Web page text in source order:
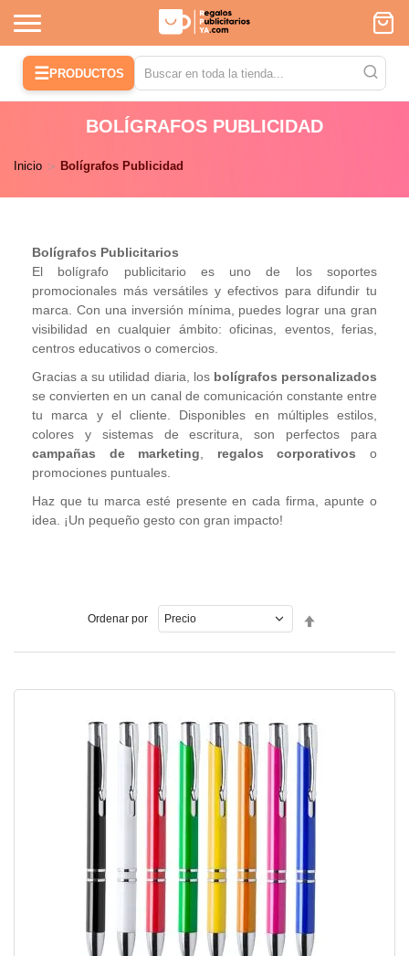
☰PRODUCTOS
BOLÍGRAFOS PUBLICIDAD
Inicio Bolígrafos Publicidad
Bolígrafos Publicitarios
El bolígrafo publicitario es uno de los soportes
promocionales más versátiles y efectivos para difundir tu
marca. Con una inversión mínima, puedes lograr una gran
visibilidad en cualquier ámbito: oficinas, eventos, ferias,
centros educativos o comercios.
Gracias a su utilidad diaria, los bolígrafos personalizados
se convierten en un canal de comunicación constante entre
tu marca y el cliente. Disponibles en múltiples estilos,
colores y sistemas de escritura, son perfectos para
campañas de marketing
regalos corporativos o
promociones puntuales.
Haz que tu marca esté presente en cada firma, apunte o
idea. ¡Un pequeño gesto con gran impacto!
Ordenar por
Descendente